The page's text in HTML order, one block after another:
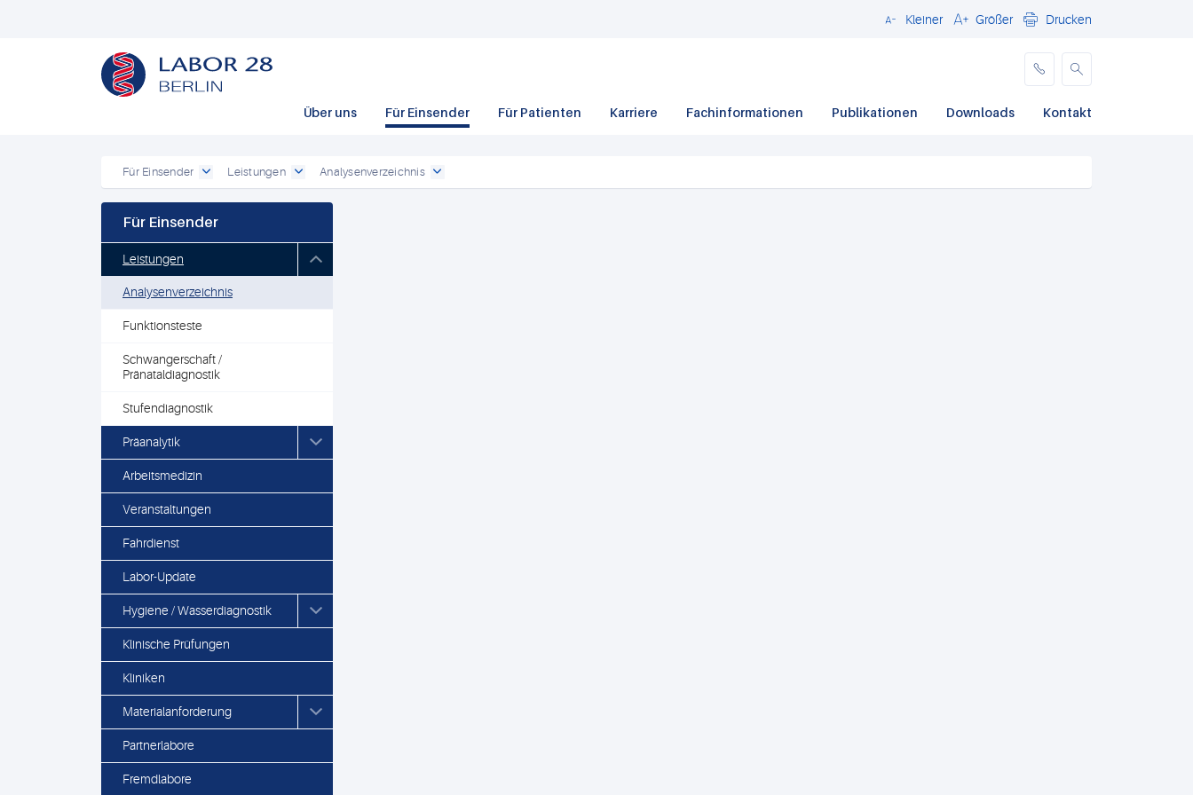
Schließen
Kleiner Größer Drucken
Über uns Für Einsender Für Patienten Karriere Fachinformationen Publikationen Downloads Kontakt
Für Einsender Leistungen Analysenverzeichnis
Für Einsender
Leistungen
Analysenverzeichnis
Funktionsteste
Schwangerschaft /
Pränataldiagnostik
Stufendiagnostik
Präanalytik
Arbeitsmedizin
Veranstaltungen
Fahrdienst
Labor-Update
Hygiene / Wasserdiagnostik
Klinische Prüfungen
Kliniken
Materialanforderung
Partnerlabore
Fremdlabore